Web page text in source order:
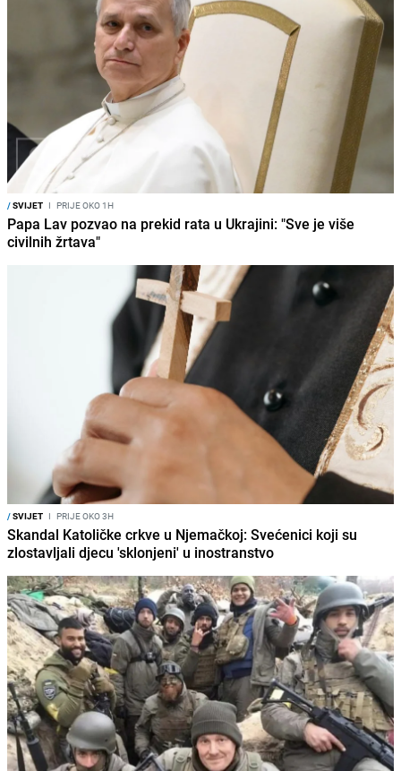
/SVIJET I PRIJE OKO 1H
Papa Lav pozvao na prekid rata u Ukrajini: "Sve je više
civilnih žrtava"
/SVIJET I PRIJE OKO 3H
Skandal Katoličke crkve u Njemačkoj: Svećenici koji su
zlostavljali djecu 'sklonjeni' u inostranstvo